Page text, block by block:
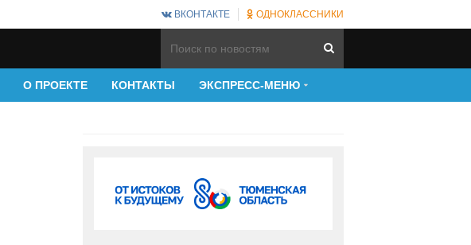
ВКОНТАКТЕ ОДНОКЛАССНИКИ
О ПРОЕКТЕ КОНТАКТЫ ЭКСПРЕСС-МЕНЮ